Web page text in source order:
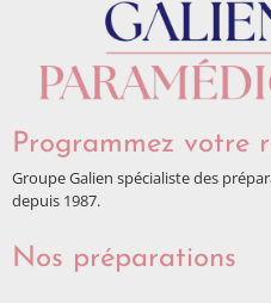
Programmez votre
Groupe Galien spécialiste des
depuis 1987.
Nos préparations